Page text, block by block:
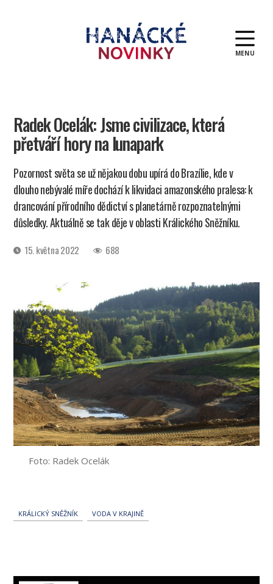
MENU
Radek Ocelák: Jsme civilizace, která
přetváří hory na lunapark
Pozornost světa se už nějakou dobu upírá do Brazílie, kde v
dlouho nebývalé míře dochází k likvidaci amazonského pralesa: k
drancování přírodního dědictví s planetárně rozpoznatelnými
důsledky. Aktuálně se tak děje v oblasti Králického Sněžníku.
Datum15. května 2022 688
Foto: Radek Ocelák
KRÁLICKÝ SNĚŽNÍK VODA V KRAJINĚ